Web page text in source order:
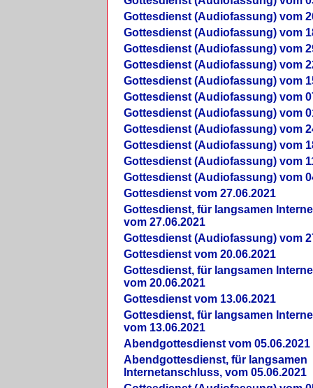
Gottesdienst (Audiofassung) vom
Gottesdienst (Audiofassung) vom
Gottesdienst (Audiofassung) vom
Gottesdienst (Audiofassung) vom
Gottesdienst (Audiofassung) vom
Gottesdienst (Audiofassung) vom
Gottesdienst (Audiofassung) vom
Gottesdienst (Audiofassung) vom
Gottesdienst (Audiofassung) vom
Gottesdienst (Audiofassung) vom
Gottesdienst (Audiofassung) vom
Gottesdienst vom 27.06.2021
Gottesdienst, für langsamen
vom 27.06.2021
Gottesdienst (Audiofassung) vom
Gottesdienst vom 20.06.2021
Gottesdienst, für langsamen
vom 20.06.2021
Gottesdienst vom 13.06.2021
Gottesdienst, für langsamen
vom 13.06.2021
Abendgottesdienst vom 05.06.2021
Abendgottesdienst, für langsamen
Internetanschluss, vom 05.06.2021